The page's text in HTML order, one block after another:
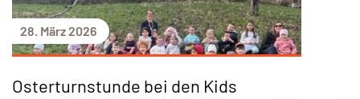
28. März 2026
Osterturnstunde bei den Kids